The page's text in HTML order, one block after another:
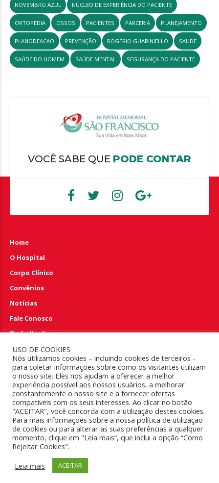
NOVEMBRO AZUL NÚCLEO DE EXPERIÊNCIA DO PACIENTE
ORTOPEDIA OSSOS PACIENTES PARCERIA PLANEJAMENTO
PLANODEACAO PREVENÇÃO ROGÉRIO GUARINIELLO SAUDE
SAÚDE DO HOMEM SAÚDE MENTAL SEGURANÇA DO PACIENTE
VOCÊ SABE QUE PODE CONTAR
Home
O Hospital
Corpo Clínico
Convênios
Notícias
Fale Conosco
Trabalhe Conosco
Perguntas e Respostas
EMERGÊNCIA 24HS
(83) 4009.6100
Copyright 2018. Todos os direitos reservados ao Hospital
VER NO MAPA
USO DE COOKIES
Nós utilizamos cookies – incluindo cookies de terceiros -
para coletar informações sobre como os visitantes utilizam
o nosso site. Eles nos ajudam a oferecer a melhor
experiência possível aos nossos usuários, a melhorar
constantemente o nosso site e a fornecer ofertas
compatíveis com os seus interesses. Ao clicar no botão
"ACEITAR", você concorda com a utilização destes cookies.
Para mais informações sobre a nossa política de utilização
de cookies ou para alterar as suas preferências a qualquer
momento, clique em "Leia mais”, que inclui a opção “Como
Rejeitar Cookies".
Leia mais
ACEITAR